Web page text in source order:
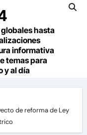
hasta
informativa
temas para
y al día
de reforma de Ley